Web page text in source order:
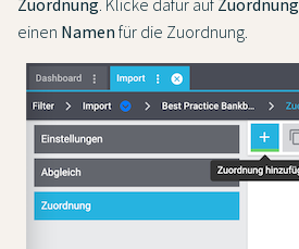
Zuordnung. Klicke dafür auf
einen Namen für die Zuordnung.